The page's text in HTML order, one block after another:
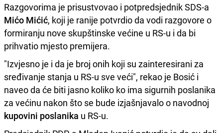
Razgovorima je prisustvovao i potpredsjednik SDS-a
Mićo Mićić, koji je ranije potvrdio da vodi razgovore o
formiranju nove skupštinske većine u RS-u i da bi
prihvatio mjesto premijera.
"Izvjesno je i da je broj onih koji su zainteresirani za
sređivanje stanja u RS-u sve veći", rekao je Bosić i
naveo da će biti jasno koliko ko ima sigurnih poslanika
za većinu nakon što se bude izjašnjavalo o navodnoj
kupovini poslanika u RS-u.